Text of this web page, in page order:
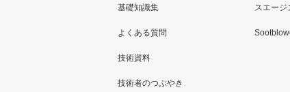
基礎知識集
よくある質問
技術資料
技術者のつぶやき
スエージ